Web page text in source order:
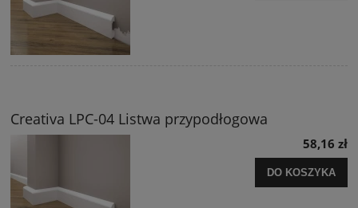
Creativa LPC-04 Listwa przypodłogowa
58,16 zł
DO KOSZYKA